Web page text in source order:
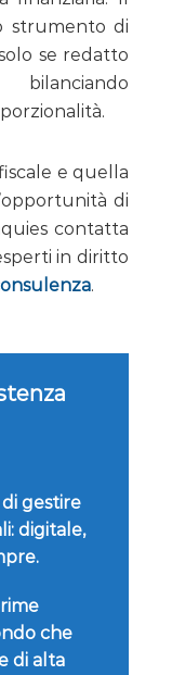
strumento di
se redatto
e quella
di
contatta
in diritto
.
gestire
digitale,
che
di alta